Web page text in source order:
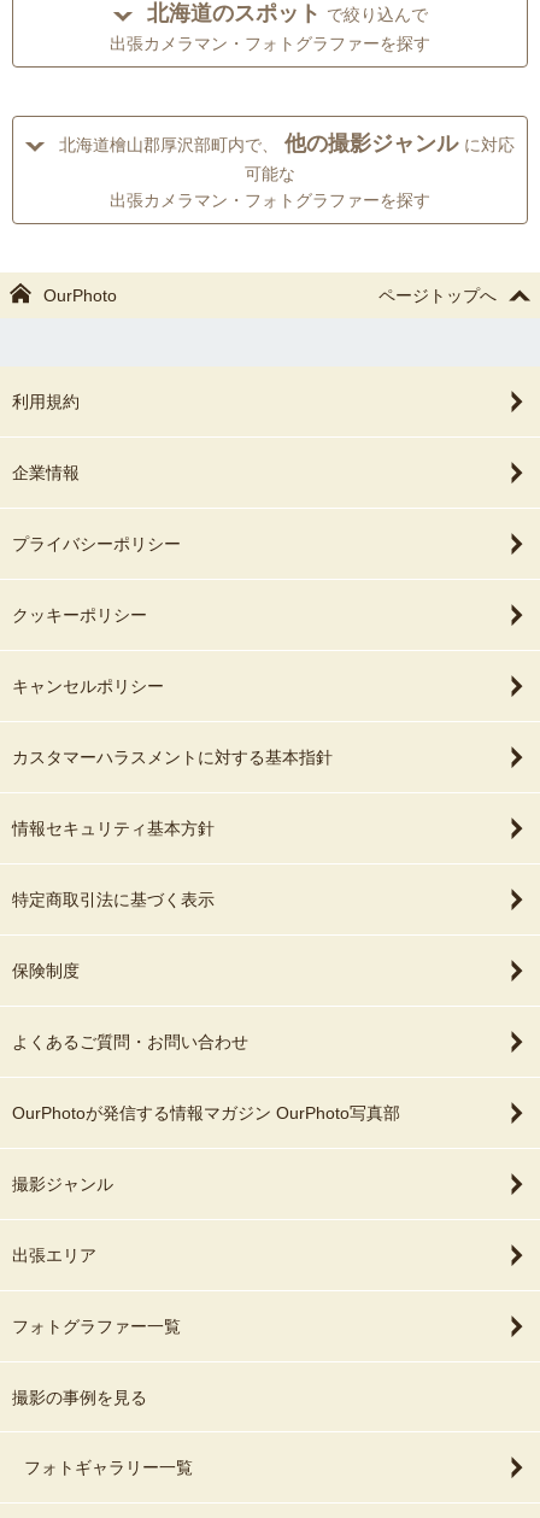
北海道のスポット で絞り込んで
出張カメラマン・フォトグラファーを探す
北海道檜山郡厚沢部町内で、 他の撮影ジャンル に対応
可能な
出張カメラマン・フォトグラファーを探す
OurPhoto ページトップへ
利用規約
企業情報
プライバシーポリシー
クッキーポリシー
キャンセルポリシー
カスタマーハラスメントに対する基本指針
情報セキュリティ基本方針
特定商取引法に基づく表示
保険制度
よくあるご質問・お問い合わせ
OurPhotoが発信する情報マガジン OurPhoto写真部
撮影ジャンル
出張エリア
フォトグラファー一覧
撮影の事例を見る
フォトギャラリー一覧